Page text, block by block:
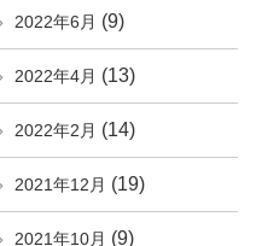
2022年6月 (9)
2022年4月 (13)
2022年2月 (14)
2021年12月 (19)
2021年10月 (9)